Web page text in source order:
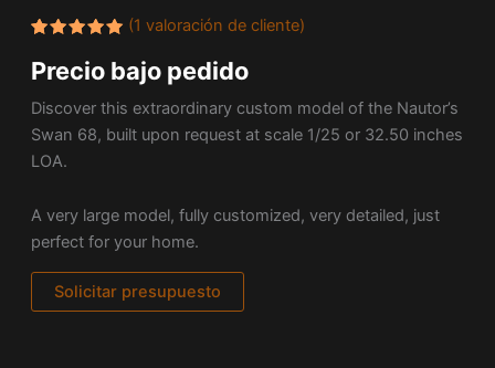
con5.00
de 5 en
valoración
de un
cliente
(1 valoración de cliente)
Precio bajo pedido
Discover this extraordinary custom model of the Nautor’s
Swan 68, built upon request at scale 1/25 or 32.50 inches
LOA.
A very large model, fully customized, very detailed, just
perfect for your home.
Solicitar presupuesto